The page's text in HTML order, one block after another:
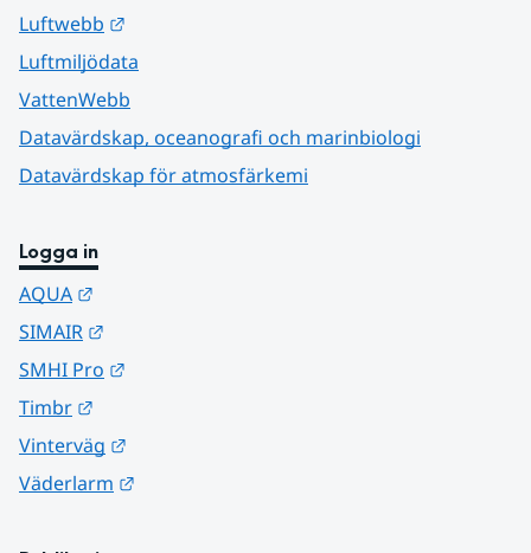
Luftwebb
Luftmiljödata
VattenWebb
Datavärdskap, oceanografi och marinbiologi
Datavärdskap för atmosfärkemi
Logga in
AQUA
SIMAIR
SMHI Pro
Timbr
Vinterväg
Väderlarm